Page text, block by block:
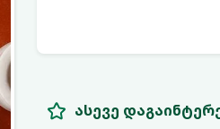
ასევე